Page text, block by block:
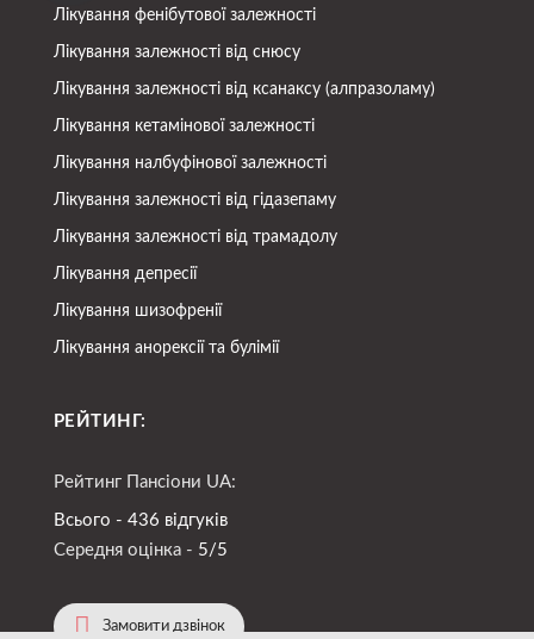
Лікування фенібутової залежності
Лікування залежності від снюсу
Лікування залежності від ксанаксу (алпразоламу)
Лікування кетамінової залежності
Лікування налбуфінової залежності
Лікування залежності від гідазепаму
Лікування залежності від трамадолу
Лікування депресії
Лікування шизофренії
Лікування анорексії та булімії
РЕЙТИНГ:
Рейтинг Пансіони UA:
Всього - 436 відгуків
Середня оцінка - 5/5
Замовити дзвінок